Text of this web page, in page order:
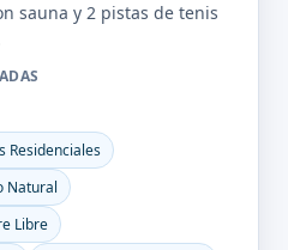
sauna y 2 pistas de tenis
Residenciales
Natural
Libre